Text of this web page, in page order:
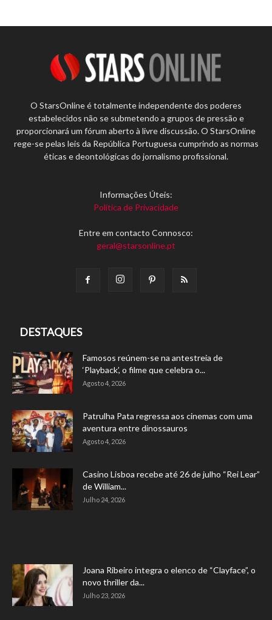
O StarsOnline é totalmente independente dos poderes
estabelecidos não se submetendo a grupos de pressão e
proporcionará um fórum aberto à livre discussão. O StarsOnline
rege-se pelas leis da República Portuguesa cumprindo as normas
éticas e deontológicas do jornalismo profissional.
Informações Úteis:
Política de Privacidade
Entre em contacto Connosco:
geral@starsonline.pt
DESTAQUES
Famosos reúnem-se na antestreia de
‘Playback’, o filme que celebra o...
Agosto 4, 2026
Patrulha Pata regressa aos cinemas com uma
aventura entre dinossauros
Agosto 4, 2026
Casino Lisboa recebe até 26 de julho “Rei Lear”
de William...
Julho 24, 2026
Joana Ribeiro integra o elenco de “Clayface”, o
novo thriller da...
Julho 23, 2026